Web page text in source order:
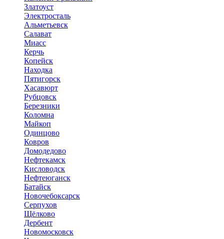
Златоуст
Электросталь
Альметьевск
Салават
Миасс
Керчь
Копейск
Находка
Пятигорск
Хасавюрт
Рубцовск
Березники
Коломна
Майкоп
Одинцово
Ковров
Домодедово
Нефтекамск
Кисловодск
Нефтеюганск
Батайск
Новочебоксарск
Серпухов
Щёлково
Дербент
Новомосковск